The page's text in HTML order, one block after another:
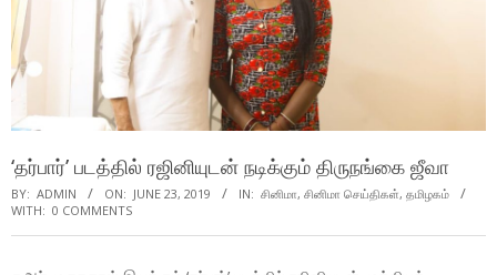
‘தர்பார்’ படத்தில் ரஜினியுடன் நடிக்கும் திருநங்கை ஜீவா
BY: ADMIN ON: JUNE 23, 2019 IN: சினிமா, சினிமா செய்திகள், தமிழகம்
WITH: 0 COMMENTS